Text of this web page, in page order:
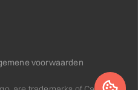
voorwaarden